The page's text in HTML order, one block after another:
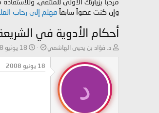
وإن كنت عضواً سابقاً فهلم إلى رحاب
أحكام الأدوية في
ب
ئ
ا
ل
م
و
د. فؤاد بن يحيى الهاشمي
ت
ا
ر
ي
18 يونيو 2008
د
18 يونيو 2008